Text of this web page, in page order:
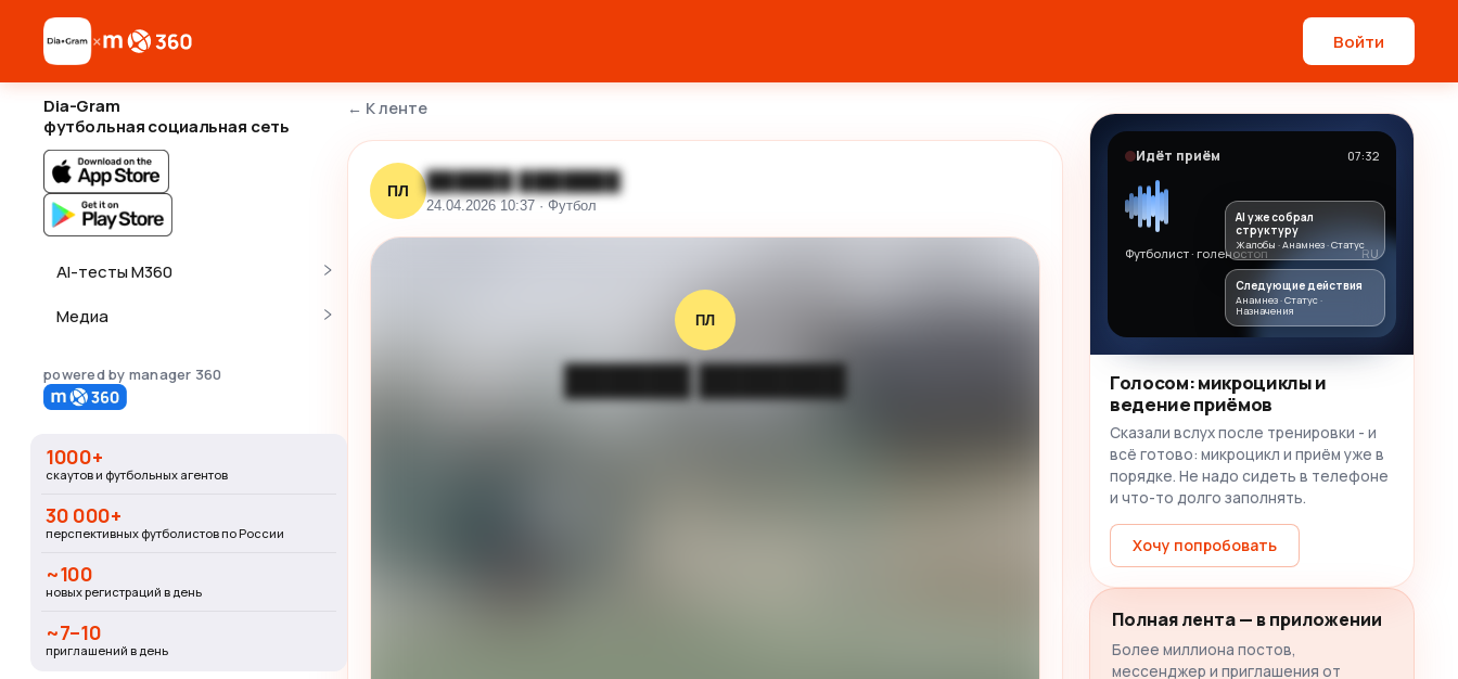
× Войти
Dia-Gram
футбольная социальная сеть
AI-тесты M360
Медиа
powered by manager 360
1000+
скаутов и футбольных агентов
30 000+
перспективных футболистов по России
~100
новых регистраций в день
~7–10
приглашений в день
← К ленте
ПЛ ██████ ███████
24.04.2026 10:37 · Футбол
ПЛ
██████ ███████
Идёт приём 07:32
Футболист · голеностоп RU
AI уже собрал
структуру
Жалобы · Анамнез · Статус
Следующие действия
Анамнез · Статус ·
Назначения
Голосом: микроциклы и
ведение приёмов
Сказали вслух после тренировки - и
всё готово: микроцикл и приём уже в
порядке. Не надо сидеть в телефоне
и что-то долго заполнять.
Хочу попробовать
Полная лента — в приложении
Более миллиона постов,
мессенджер и приглашения от